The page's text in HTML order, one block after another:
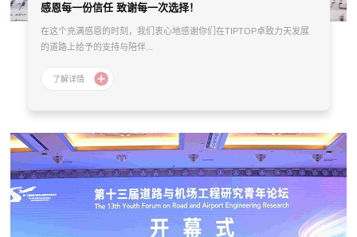
感恩每一份信任 致谢每一次选择！
在这个充满感恩的时刻，我们衷心地感谢你们在TIPTOP卓致力天发展
的道路上给予的支持与陪伴...